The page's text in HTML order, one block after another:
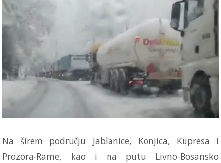
Na širem području Jablanice, Konjica, Kupresa i
Prozora-Rame, kao i na putu Livno-Bosansko